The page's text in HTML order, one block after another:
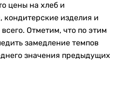
цены на хлеб и
кондитерские изделия и
Отметим, что по этим
замедление темпов
значения предыдущих